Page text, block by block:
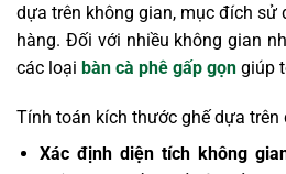
dựa trên không gian, mục đích sử
hàng. Đối với nhiều không gian
các loại bàn cà phê gấp gọn giúp
Tính toán kích thước ghế dựa trên
Xác định diện tích không